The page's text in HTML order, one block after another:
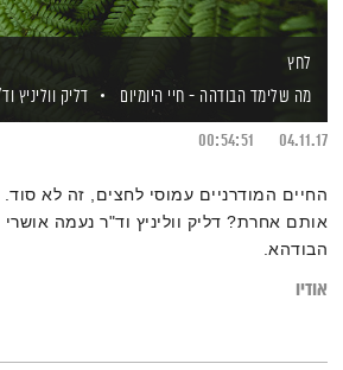
לחץ
מה שלימד הבודהה - חיי היומיום
דליק ווליניץ
04.11.17
00:54:51
החיים המודרניים עמוסי לחצים, זה לא
אותם אחרת? דליק ווליניץ וד"ר נעמה
הבודהא.
אודיו